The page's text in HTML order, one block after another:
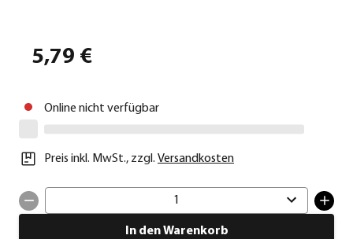
5,79 €
Online nicht verfügbar
Preis inkl. MwSt., zzgl. Versandkosten
1
In den Warenkorb